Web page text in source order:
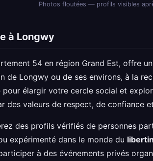
Photos floutées — profils visibles
à Longwy
54 en région Grand Est, offre
de Longwy ou de ses environs, à la
élargir votre cercle social et
des valeurs de respect, de confiance
des profils vérifiés de personnes
expérimenté dans le monde du
à des événements privés